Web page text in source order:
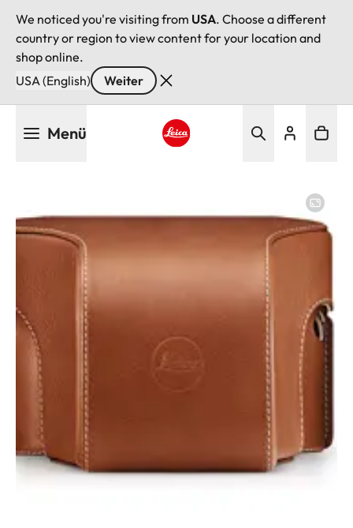
We noticed you're visiting from USA. Choose a different
country or region to view content for your location and
shop online.
USA (English)
Weiter
Menü